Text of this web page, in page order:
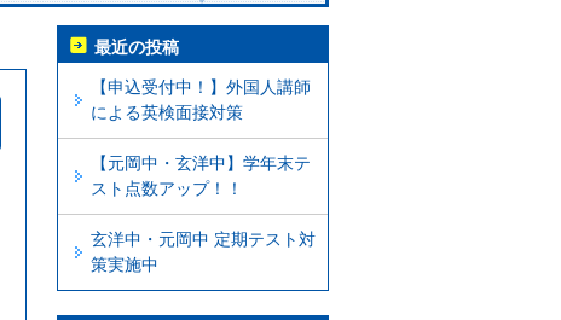
最近の投稿
【申込受付中！】外国人講師
による英検面接対策
【元岡中・玄洋中】学年末テ
スト点数アップ！！
玄洋中・元岡中 定期テスト対
策実施中